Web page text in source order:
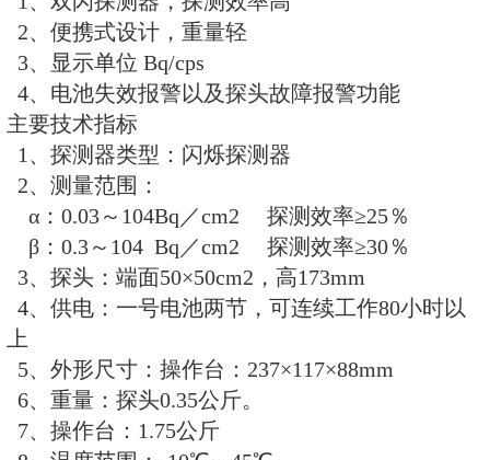
FJ-2207α、β表面污染
特点
1、双闪探测器，探测效率高